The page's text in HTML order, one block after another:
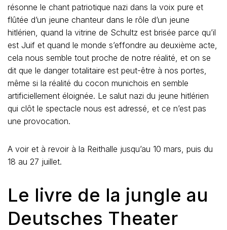
résonne le chant patriotique nazi dans la voix pure et
flûtée d’un jeune chanteur dans le rôle d’un jeune
hitlérien, quand la vitrine de Schultz est brisée parce qu’il
est Juif et quand le monde s’effondre au deuxième acte,
cela nous semble tout proche de notre réalité, et on se
dit que le danger totalitaire est peut-être à nos portes,
même si la réalité du cocon munichois en semble
artificiellement éloignée. Le salut nazi du jeune hitlérien
qui clôt le spectacle nous est adressé, et ce n’est pas
une provocation.
A voir et à revoir à la Reithalle jusqu’au 10 mars, puis du
18 au 27 juillet.
Le livre de la jungle au
Deutsches Theater